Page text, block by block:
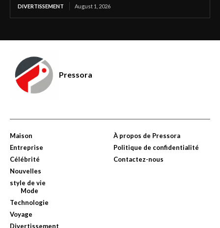
DIVERTISSEMENT August 1, 2026
Pressora
Maison
Entreprise
Célébrité
Nouvelles
style de vie
Mode
Technologie
Voyage
Divertissement
À propos de Pressora
Politique de confidentialité
Contactez-nous